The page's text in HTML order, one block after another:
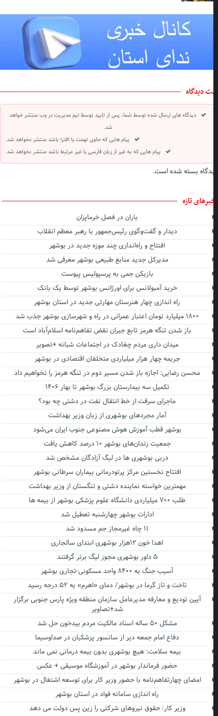
دیدگاه
دیدگاه های ارسال شده توسط شما، پس از تایید توسط تیم مدیریت در وب منتشر خواهد
شد.
پیام هایی که حاوی تهمت یا افترا باشد منتشر نخواهد شد.
پیام هایی که به غیر از زبان فارسی یا غیر مرتبط باشد منتشر نخواهد شد.
بسته شده است.
تازه
باران در فصل خرماپزان
دیدار و گفت‌وگوی رئیس‌جمهور با رهبر معظم انقلاب
افتتاح و راه‌اندازی چند موزه جدید در بوشهر
مدیرکل جدید منابع طبیعی بوشهر معرفی شد
بازیکن جمی به پرسپولیس پیوست
خرید آمبولانس برای اورژانس بوشهر توسط یک بانک
راه اندازی چهار هنرستان مهارتی جدید در استان بوشهر
۱۸۰۰ میلیارد تومان اعتبار عمرانی در راه و شهرسازی بوشهر جذب شد
باز شدن تنگه هرمز تابع جبران نقض تفاهم‌نامه اسلام‌آباد است
میدان داری مردم چغادک در اجتماعات شبانه +تصویر
جریمه چهار هزار میلیاردی متخلفان اقتصادی در بوشهر
محسن رضایی: اجازه باز شدن مسیر دوم در تنگه هرمز را نخواهیم داد
تکمیل سه بیمارستان بزرگ بوشهر تا بهار ۱۴۰۶
ماجرای سرقت از خط انتقال نفت در دشتی چه بود؟
آمار مجردهای بوشهری از زبان وزیر بهداشت
بوشهر قطب آموزش هوش مصنوعی جنوب ایران می‌شود
جمعیت زندان‌های بوشهر ۱۰ درصد کاهش یافت
دربی بوشهری ها در لیگ آزادگان مشخص شد
افتتاح نخستین مرکز پرتودرمانی بیماران سرطانی بوشهر
مهمترین خواسته نماینده دشتی و تنگستان از وزیر بهداشت
طلب ۷۰۰ میلیاردی دانشگاه علوم پزشکی بوشهر از بیمه ها
ادارات بوشهر چهارشنبه تعطیل شد
اهدا خون ۱۲هزار بوشهری ابتدای سالجاری
آسیب جنگ به ۸۴۰۰ واحد مسکونی-تجاری بوشهر
تاخت و تاز گرما در بوشهر/ دمای «اهرم» به ۵۲ درجه رسید
آیین تودیع و معارفه مدیرعامل سازمان منطقه ویژه پارس جنوبی برگزار
شد+تصاویر
مشکل ۵۰ ساله اسناد مالکیت مردم بیدخون حل شد
دفاع امام جمعه دیر از سانسور پزشکیان در صداوسیما
بیمه سلامت: هیچ بوشهری بدون بیمه درمانی نمی ماند
حضور فرماندار بوشهر در آموزشگاه موسیقی + عکس
امضای چهارتفاهم‌نامه با حضور وزیر کار برای توسعه اشتغال در بوشهر
راه اندازی سامانه فواد در استان بوشهر
وزیر کار: حقوق نیروهای شرکتی را زین پس دولت می دهد